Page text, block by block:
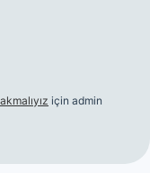
için admin